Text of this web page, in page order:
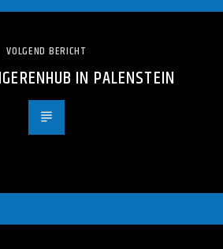
VOLGEND BERICHT
IN PALENSTEIN